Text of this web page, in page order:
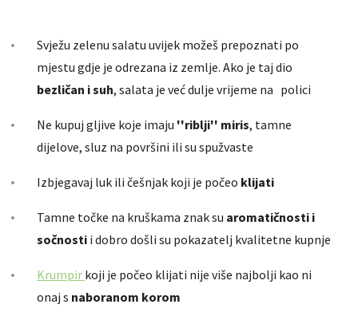
Svježu zelenu salatu uvijek možeš prepoznati po
mjestu gdje je odrezana iz zemlje. Ako je taj dio
bezličan i suh, salata je već dulje vrijeme na polici
Ne kupuj gljive koje imaju ''riblji'' miris, tamne
dijelove, sluz na površini ili su spužvaste
Izbjegavaj luk ili češnjak koji je počeo klijati
Tamne točke na kruškama znak su aromatičnosti i
sočnosti i dobro došli su pokazatelj kvalitetne kupnje
Krumpir koji je počeo klijati nije više najbolji kao ni
onaj s naboranom korom